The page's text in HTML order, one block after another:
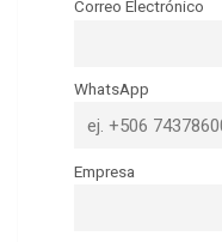
Correo Electrónico
WhatsApp
Empresa